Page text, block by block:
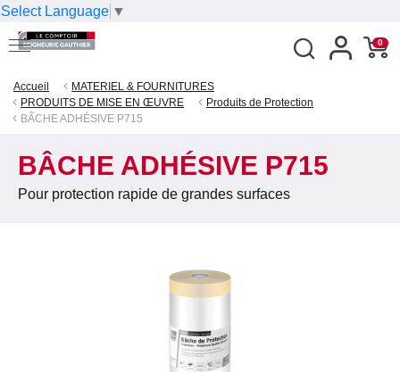
Select Language ▼
0
Accueil
MATERIEL & FOURNITURES
PRODUITS DE MISE EN ŒUVRE
Produits de Protection
BÂCHE ADHÉSIVE P715
BÂCHE ADHÉSIVE P715
Pour protection rapide de grandes surfaces